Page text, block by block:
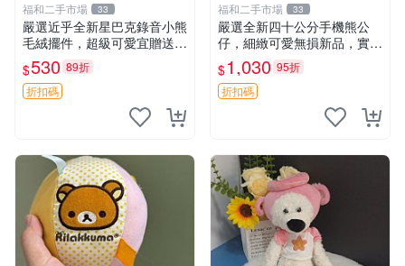
福和二手市場 33
嚴選近乎全新星巴克錄音小熊
毛絨擺件，超級可愛宜贈送掛
飾 錄音小熊 毛絨擺件 贈品
$530 89折
折扣碼
福和二手市場 33
嚴選全新四十公分手機熊公
仔，細緻可愛無損新品，實拍
展現萌趣風采 潘朵拉 熊抱枕
$1,030 95折
折扣碼